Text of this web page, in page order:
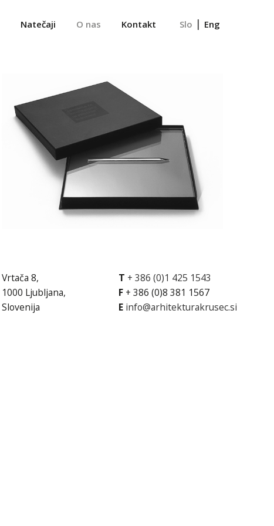
Slo | Eng
Natečaji O nas Kontakt
Nagrade
Vrtača 8,
1000 Ljubljana,
Slovenija
T + 386 (0)1 425 1543
F+ 386 (0)8 381 1567
E info@arhitekturakrusec.si